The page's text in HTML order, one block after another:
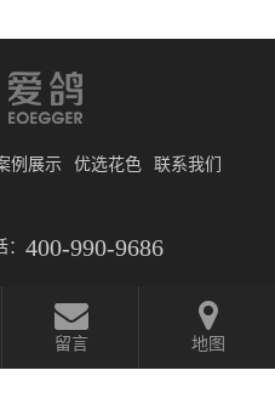
例展示 优选花色 联系我们
400-990-9686
筑装饰材料有限公司
开发:超越无限 网站地图
留言 地图